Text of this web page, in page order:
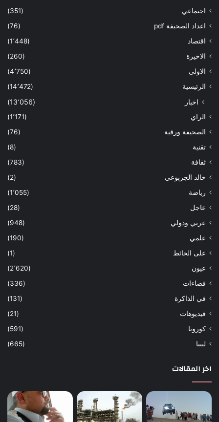
اجتماعي
(351)
اعداد الصحيفة pdf
(76)
اقتصاد
(1٬448)
الاخيرة
(260)
الاولى
(4٬750)
الرئيسية
(14٬472)
اخبار (13٬056)
الراي
(1٬171)
الصحيفة ورقية
(76)
تقنية
(8)
ثقافة
(783)
خالد الجربوعي
(2)
رياضة
(1٬055)
عاجل
(28)
عربي ودولي
(948)
علمي
(190)
على الحائط
(1)
عيون
(2٬620)
فضاءات
(336)
في الذاكرة
(131)
فيديوهات
(21)
كورونا
(591)
ليبيا
(665)
اخر المقالات